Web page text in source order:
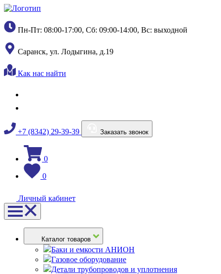
Пн-Пт: 08:00-17:00, Сб: 09:00-14:00, Вс: выходной
Саранск, ул. Лодыгина, д.19
Как нас найти
+7 (8342) 29-39-39 Заказать звонок
0
0
Личный кабинет
Каталог товаров
Баки и емкости АНИОН
Газовое оборудование
Детали трубопроводов и уплотнения